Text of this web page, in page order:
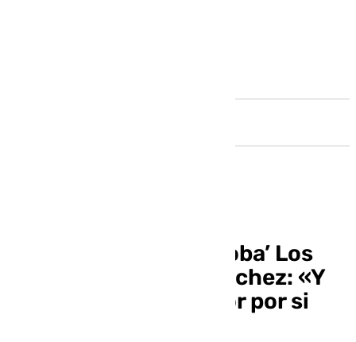
Juanma Moreno le ‘roba’ Los
Planetas a Pedro Sánchez: «Y
siempre voy al Amador por si